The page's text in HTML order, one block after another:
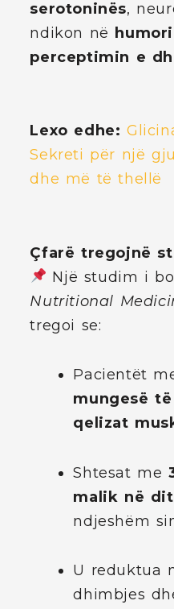
serotoninës,
ndikon në
perceptimin e
Lexo edhe:
Sekreti për një
dhe më të thellë
Çfarë tregojnë
Një studim i
Nutritional
tregoi se:
Pacientët
mungesë
qelizat
Shtesat me
malik në
ndjeshëm
U reduktua
dhimbjes